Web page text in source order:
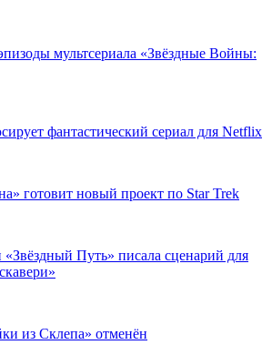
мультсериала «Звёздные Войны:
фантастический сериал для Netflix
готовит новый проект по Star Trek
Путь» писала сценарий для
из Склепа» отменён